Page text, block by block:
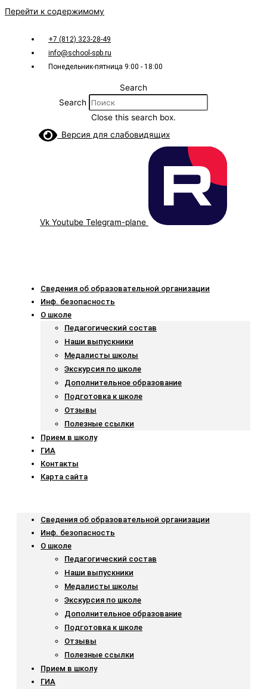
Перейти к содержимому
+7 (812) 323-28-49
info@school-spb.ru
Понедельник-пятница 9:00 - 18:00
Search
Search
Close this search box.
Версия для слабовидящих
Vk Youtube Telegram-plane
Сведения об образовательной организации
Инф. безопасность
О школе
Педагогический состав
Наши выпускники
Медалисты школы
Экскурсия по школе
Дополнительное образование
Подготовка к школе
Отзывы
Полезные ссылки
Прием в школу
ГИА
Контакты
Карта сайта
Сведения об образовательной организации
Инф. безопасность
О школе
Педагогический состав
Наши выпускники
Медалисты школы
Экскурсия по школе
Дополнительное образование
Подготовка к школе
Отзывы
Полезные ссылки
Прием в школу
ГИА